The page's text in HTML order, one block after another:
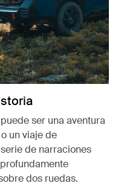
ser una aventura
un viaje de
de narraciones
dos ruedas.